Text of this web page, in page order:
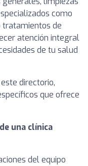
como
tratamientos de
atención integral
de tu salud
directorio,
que ofrece
una clínica
del equipo